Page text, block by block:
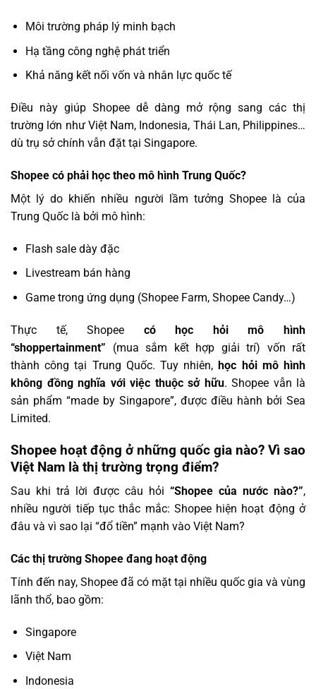
Môi trường pháp lý minh bạch
Hạ tầng công nghệ phát triển
Khả năng kết nối vốn và nhân lực quốc tế
Điều này giúp Shopee dễ dàng mở rộng sang các thị
trường lớn như Việt Nam, Indonesia, Thái Lan, Philippines…
dù trụ sở chính vẫn đặt tại Singapore.
Shopee có phải học theo mô hình Trung Quốc?
Một lý do khiến nhiều người lầm tưởng Shopee là của
Trung Quốc là bởi mô hình:
Flash sale dày đặc
Livestream bán hàng
Game trong ứng dụng (Shopee Farm, Shopee Candy…)
Thực tế, Shopee có học hỏi mô hình
“shoppertainment” (mua sắm kết hợp giải trí) vốn rất
thành công tại Trung Quốc. Tuy nhiên,học hỏi mô hình
không đồng nghĩa với việc thuộc sở hữu. Shopee vẫn là
sản phẩm “made by Singapore”, được điều hành bởi Sea
Limited.
Shopee hoạt động ở những quốc gia nào? Vì sao
Việt Nam là thị trường trọng điểm?
Sau khi trả lời được câu hỏi “Shopee của nước nào?”,
nhiều người tiếp tục thắc mắc: Shopee hiện hoạt động ở
đâu và vì sao lại “đổ tiền” mạnh vào Việt Nam?
Các thị trường Shopee đang hoạt động
Tính đến nay, Shopee đã có mặt tại nhiều quốc gia và vùng
lãnh thổ, bao gồm:
Singapore
Việt Nam
Indonesia